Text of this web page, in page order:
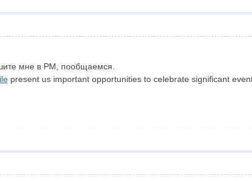
мне в PM, пообщаемся.
present us important opportunities to celebrate significant